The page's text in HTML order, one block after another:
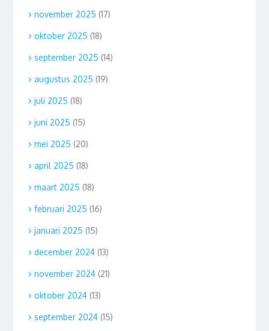
november 2025 (17)
oktober 2025 (18)
september 2025 (14)
augustus 2025 (19)
juli 2025 (18)
juni 2025 (15)
mei 2025 (20)
april 2025 (18)
maart 2025 (18)
februari 2025 (16)
januari 2025 (15)
december 2024(13)
november 2024(21)
oktober 2024(13)
september 2024(15)